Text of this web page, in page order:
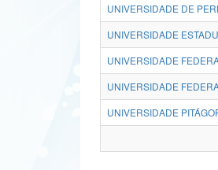
UNIVERSIDADE DE
UNIVERSIDADE
UNIVERSIDADE
UNIVERSIDADE
UNIVERSIDADE